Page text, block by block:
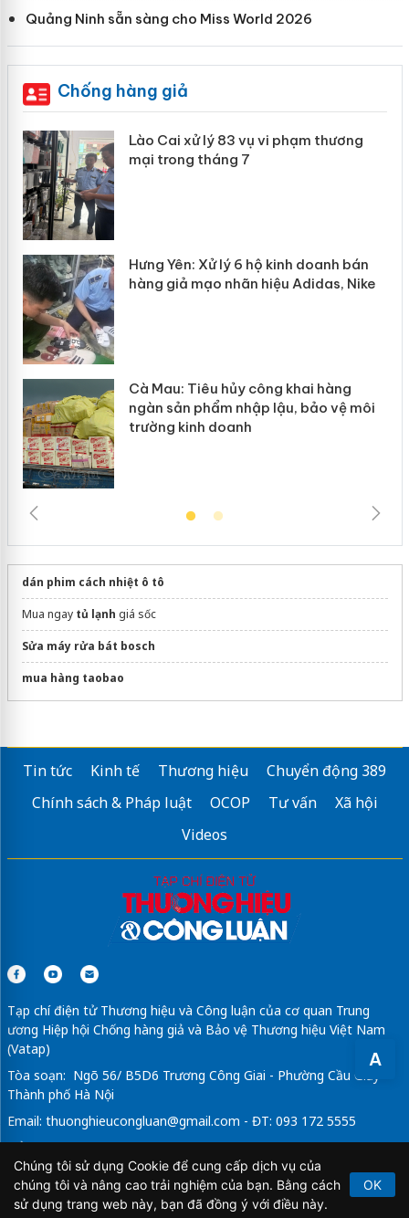
A
Quảng Ninh sẵn sàng cho Miss World 2026
Chống hàng giả
Lào Cai xử lý 83 vụ vi phạm thương
mại trong tháng 7
Hưng Yên: Xử lý 6 hộ kinh doanh bán
hàng giả mạo nhãn hiệu Adidas, Nike
Cà Mau: Tiêu hủy công khai hàng
ngàn sản phẩm nhập lậu, bảo vệ môi
trường kinh doanh
dán phim cách nhiệt ô tô
Mua ngay tủ lạnh giá sốc
Sửa máy rửa bát bosch
mua hàng taobao
Tin tức Kinh tế Thương hiệu
Chuyển động 389
Chính sách & Pháp luật
OCOP Tư vấn
Xã hội
Videos
Tạp chí điện tử Thương hiệu và Công luận của cơ quan Trung
ương Hiệp hội Chống hàng giả và Bảo vệ Thương hiệu Việt Nam
(Vatap)
Tòa soạn: Ngõ 56/ B5D6 Trương Công Giai - Phường Cầu Giấy -
Thành phố Hà Nội
Email: thuonghieucongluan@gmail.com - ĐT: 093 172 5555
Tổng Biên Tập: Vũ Đức Thuận
Giấy phép hoạt động báo chí điện tử số 64/GP-BTTTT do Bộ
Thông tin và Truyền thông cấp ngày 21/2/2020.
Chúng tôi sử dụng Cookie để cung cấp dịch vụ của
chúng tôi và nâng cao trải nghiệm của bạn. Bằng cách
sử dụng trang web này, bạn đã đồng ý với điều này.
OK